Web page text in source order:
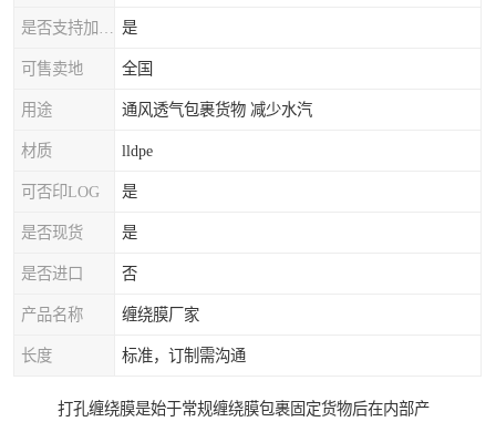
是
可售卖地 全国
用途 通风透气包裹货物 减少水汽
材质 lldpe
可否印LOG 是
是否现货 是
是否进口 否
产品名称 缠绕膜厂家
长度 标准，订制需沟通
打孔缠绕膜是始于常规缠绕膜包裹固定货物后在内部产